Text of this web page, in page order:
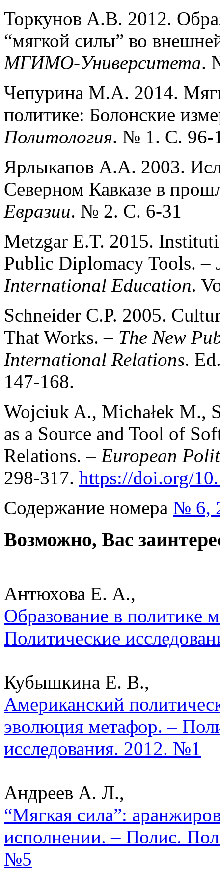
Торкунов А.В. 2012.
“мягкой силы” во
МГИМО-Университета.
Чепурина М.А. 2014.
политике: Болонские
Политология. № 1. С. 96-
Ярлыкапов А.А. 2003.
Северном Кавказе в
Евразии. № 2. С. 6-31
Metzgar Е.T. 2015.
Public Diplomacy Tools. –
International Education.
Schneider C.P. 2005.
That Works. – The New
International Relations.
147-168.
Wojciuk A., Michałek M.,
as a Source and Tool of
Relations. – European
298-317. https://doi.org/
Содержание номера № 6,
Возможно, Вас
Антюхова Е. А.,
Образование в
Политические
Кубышкина Е. В.,
Американский
эволюция метафор. –
исследования. 2012. №1
Андреев А. Л.,
“Мягкая сила”:
исполнении. – Полис.
№5